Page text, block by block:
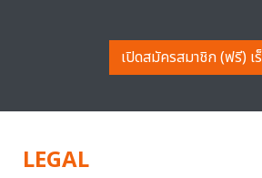
เปิดสมัครสมาชิก (ฟรี) เ
LEGAL